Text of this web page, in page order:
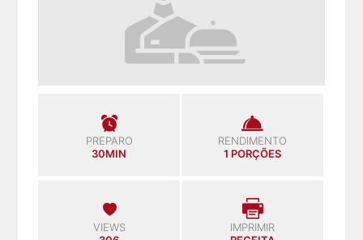
PREPARO
30MIN
RENDIMENTO
1 PORÇÕES
VIEWS
IMPRIMIR